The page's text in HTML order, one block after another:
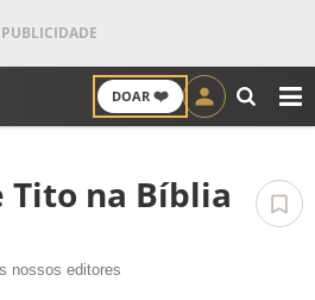
DOAR ❤️
na Bíblia
nossos editores